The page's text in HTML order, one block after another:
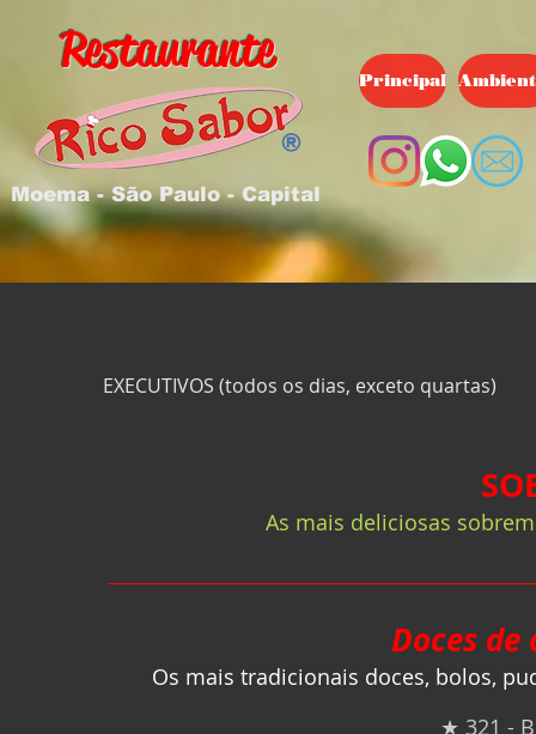
Principal
Restaurante
Moema - São Paulo - Capital
EXECUTIVOS (todos os dias, exceto quartas)
As mais deliciosas
Doces
Os mais tradicionais doces, bolos,
★ 321 -